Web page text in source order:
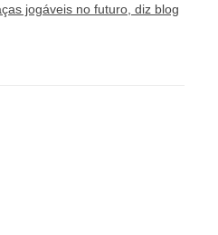
jogáveis no futuro, diz blog